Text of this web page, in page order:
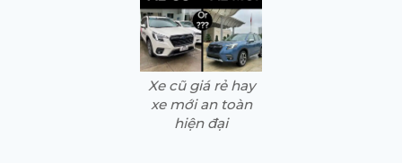
Xe cũ giá rẻ hay
xe mới an toàn
hiện đại